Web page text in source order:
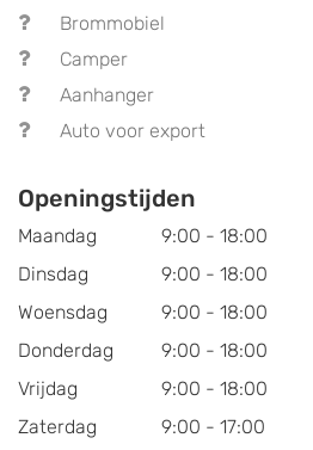
Brommobiel
Camper
Aanhanger
Auto voor export
Openingstijden
Maandag
9:00 - 18:00
Dinsdag
9:00 - 18:00
Woensdag
9:00 - 18:00
Donderdag
9:00 - 18:00
Vrijdag
9:00 - 18:00
Zaterdag
9:00 - 17:00